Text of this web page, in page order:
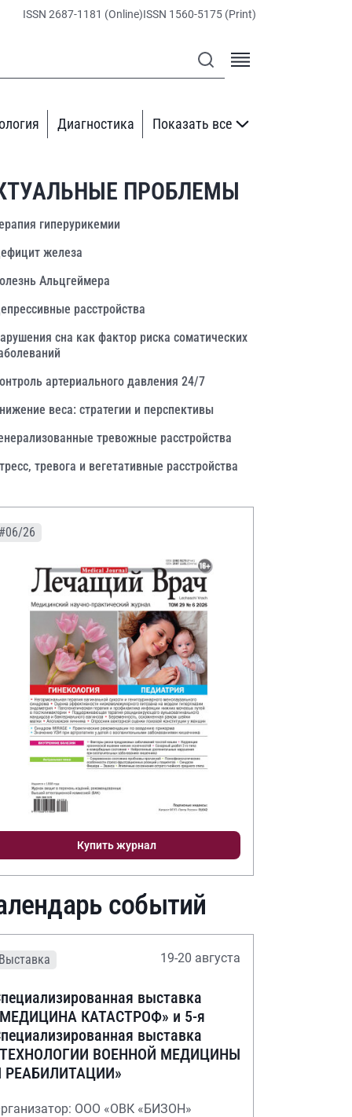
ISSN 2687-1181 (Online)ISSN 1560-5175 (Print)
Диагностика Показать все
ПРОБЛЕМЫ
гиперурикемии
железа
Альцгеймера
расстройства
сна как фактор риска соматических
артериального давления 24/7
веса: стратегии и перспективы
тревожные расстройства
тревога и вегетативные расстройства
#06/26
Купить журнал
событий
Выставка 19-20 августа
выставка
КАТАСТРОФ» и 5-я
выставка
ВОЕННОЙ МЕДИЦИНЫ
РЕАБИЛИТАЦИИ»
ООО «ОВК «БИЗОН»